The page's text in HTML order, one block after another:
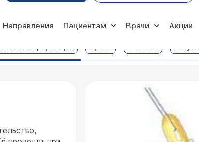
Направления Пациентам Врачи Акции
информация Врачи Отзывы Услуги